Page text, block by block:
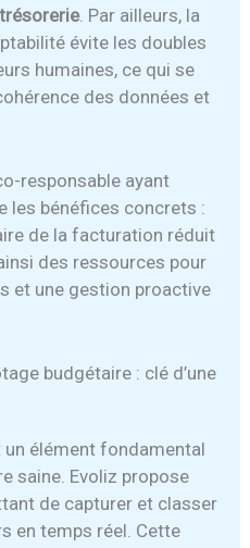
. Par ailleurs, la
évite les doubles
humaines, ce qui se
des données et
responsable ayant
les bénéfices concrets :
de la facturation réduit
des ressources pour
et une gestion proactive
budgétaire : clé d’une
élément fondamental
saine. Evoliz propose
de capturer et classer
en temps réel. Cette